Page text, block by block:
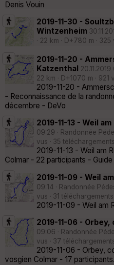
Denis Vouin
2019-11-30 -
Wintzenheim
· 22 km · D+780 m ·
2019-11-20 -
Katzenthal
22 km · D+1070 m · 921
2019-11-20 -
- Reconnaissance de la
décembre - DeVo
2019-11-13 - Weil
09:29 · Randonnée
vus · 35 téléchargements
2019-11-13 - Weil am
Colmar - 22 participants - Guide
2019-11-09 - Weil
09:14 · Randonnée
vus · 31 téléchargements
2019-11-09 - Weil am
2019-11-06 -
09:06 · Randonnée
vus · 37
2019-11-06 - Orbey,
vosgien Colmar - 17